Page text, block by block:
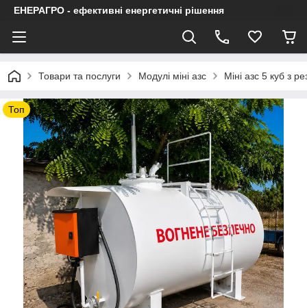
ЕНЕРАГРО - ефективні енергетичні рішення
Товари та послуги Модулі міні азс Міні азс 5 куб з
Топ